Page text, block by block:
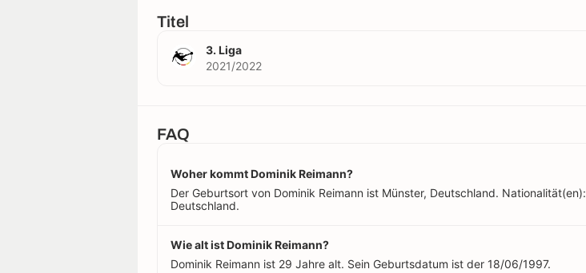
Titel
3. Liga
2021/2022
FAQ
Woher kommt Dominik Reimann?
Der Geburtsort von Dominik Reimann ist Münster, Deutschland. Nationalität(en):
Deutschland.
Wie alt ist Dominik Reimann?
Dominik Reimann ist 29 Jahre alt. Sein Geburtsdatum ist der 18/06/1997.